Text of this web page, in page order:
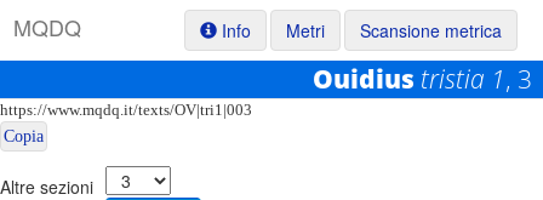
MQDQ Info Metri Scansione metrica
Ouidius tristia 1, 3
https://www.mqdq.it/texts/OV|tri1|003
Copia
Altre sezioni